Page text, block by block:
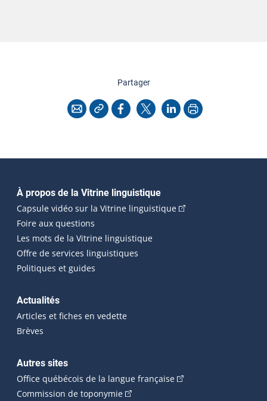
Partagercette page
CourrielCopier l'adresse
Facebook
X LinkedInImprimer
Navigation principale
À propos de la Vitrine linguistique
Capsule vidéo sur la Vitrine linguistique(Cet hyperlien
Foire aux questions
Les mots de la Vitrine linguistique
Offre de services linguistiques
Politiques et guides
Actualités
Articles et fiches en vedette
Brèves
Autres sites
Office québécois de la langue française(Cet hyperlien
Commission de toponymie(Cet hyperlien externe s'ouvrira